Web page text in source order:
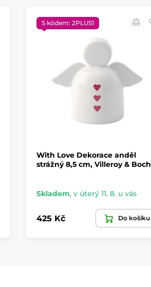
S kódem: 2PLUS1
With Love Dekorace anděl
strážný 8,5 cm, Villeroy & Boch
Skladem, v úterý 11. 8. u vás
425 Kč Do košíku